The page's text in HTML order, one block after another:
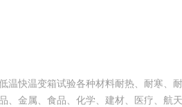
温快温变箱试验各种材料耐热、耐寒、
、金属、食品、化学、建材、医疗、航